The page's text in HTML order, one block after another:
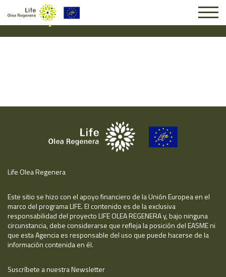
Suscripción #16999
Life Olea Regenera
Este sitio se hizo con el apoyo financiero de la Unión Europea en el
marco del programa LIFE. El contenido es de la exclusiva
responsabilidad del proyecto LIFE OLEA REGENERA y, bajo ninguna
circunstancia, debe considerarse que refleja la posición del EASME ni
que esta Agencia es responsable del uso que puede hacerse de la
información contenida en él.
Suscríbete a nuestra Newsletter